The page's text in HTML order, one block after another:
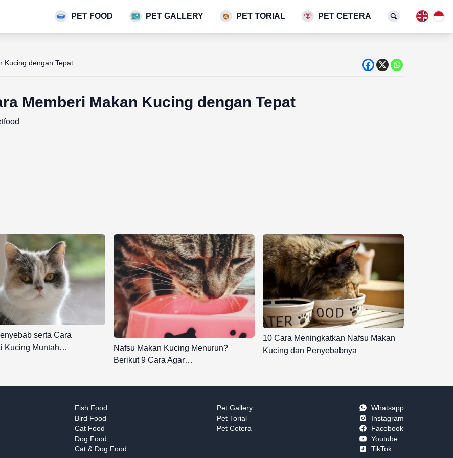
PET FOOD PET GALLERY PET TORIAL PET CETERA
Kucing dengan Tepat
Memberi Makan Kucing dengan Tepat
serta Cara
Kucing Muntah…
Nafsu Makan Kucing Menurun?
Berikut 9 Cara Agar…
10 Cara Meningkatkan Nafsu Makan
Kucing dan Penyebabnya
Fish Food
Bird Food
Cat Food
Dog Food
Cat & Dog Food
Pet Gallery
Pet Torial
Pet Cetera
Whatsapp
Instagram
Facebook
Youtube
TikTok